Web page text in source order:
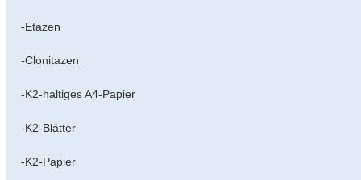
-Etazen
-Clonitazen
-K2-haltiges A4-Papier
-K2-Blätter
-K2-Papier